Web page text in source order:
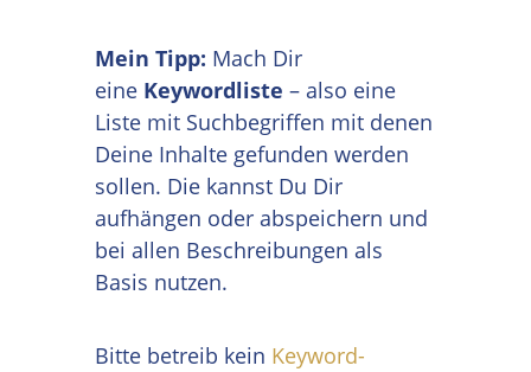
Mein Tipp: Mach Dir
eine Keywordliste – also eine
Liste mit Suchbegriffen mit denen
Deine Inhalte gefunden werden
sollen. Die kannst Du Dir
aufhängen oder abspeichern und
bei allen Beschreibungen als
Basis nutzen.
Bitte betreib kein Keyword-